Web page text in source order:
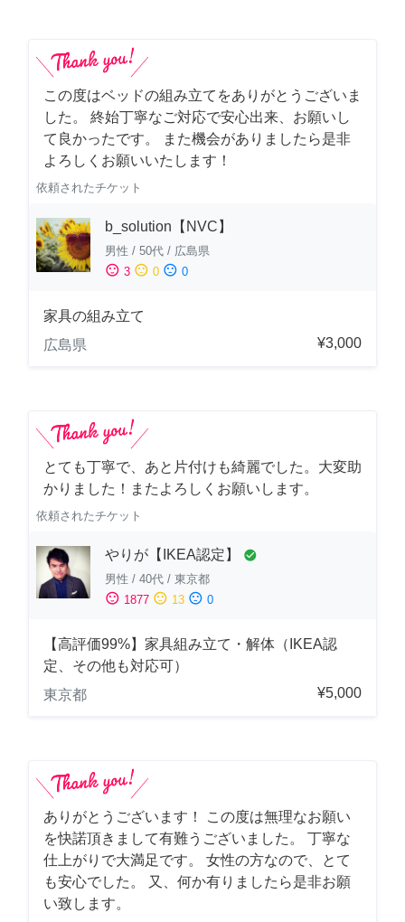
この度はベッドの組み立てをありがとうございま
した。 終始丁寧なご対応で安心出来、お願いし
て良かったです。 また機会がありましたら是非
よろしくお願いいたします！
依頼されたチケット
b_solution【NVC】
男性 / 50代 / 広島県
sentiment_satisfied 3 sentiment_neutral 0 sentiment_dissatisfied 0
家具の組み立て
広島県
¥3,000
とても丁寧で、あと片付けも綺麗でした。大変助
かりました！またよろしくお願いします。
依頼されたチケット
やりが【IKEA認定】 check_circle
男性 / 40代 / 東京都
sentiment_satisfied 1877 sentiment_neutral 13 sentiment_dissatisfied 0
【高評価99%】家具組み立て・解体（IKEA認
定、その他も対応可）
東京都
¥5,000
ありがとうございます！ この度は無理なお願い
を快諾頂きまして有難うございました。 丁寧な
仕上がりで大満足です。 女性の方なので、とて
も安心でした。 又、何か有りましたら是非お願
い致します。